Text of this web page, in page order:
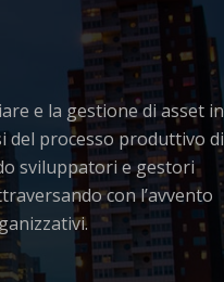
e la gestione di asset in
del processo produttivo di
sviluppatori e gestori
con l’avvento